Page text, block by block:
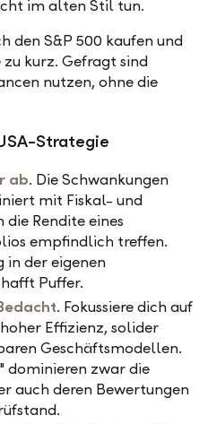
im alten Stil tun.
den S&P 500 kaufen und
kurz. Gefragt sind
nutzen, ohne die
Strategie
ab. Die Schwankungen
mit Fiskal- und
Rendite eines
empfindlich treffen.
in der eigenen
Puffer.
. Fokussiere dich auf
Effizienz, solider
Geschäftsmodellen.
dominieren zwar die
auch deren Bewertungen